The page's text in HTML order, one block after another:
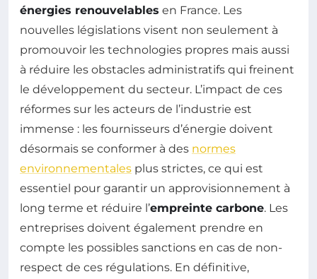
énergies renouvelables en France. Les
nouvelles législations visent non seulement à
promouvoir les technologies propres mais aussi
à réduire les obstacles administratifs qui freinent
le développement du secteur. L’impact de ces
réformes sur les acteurs de l’industrie est
immense : les fournisseurs d’énergie doivent
désormais se conformer à des normes
environnementales plus strictes, ce qui est
essentiel pour garantir un approvisionnement à
long terme et réduire l’empreinte carbone. Les
entreprises doivent également prendre en
compte les possibles sanctions en cas de non-
respect de ces régulations. En définitive,